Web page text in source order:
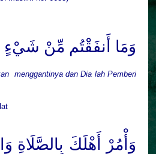
وَمَا أَنفَقْتُم مِّنْ شَيْءٍ
menggantinya dan Dia lah Pemberi
وَأْمُرْ أَهْلَكَ بِالصَّلَاةِ